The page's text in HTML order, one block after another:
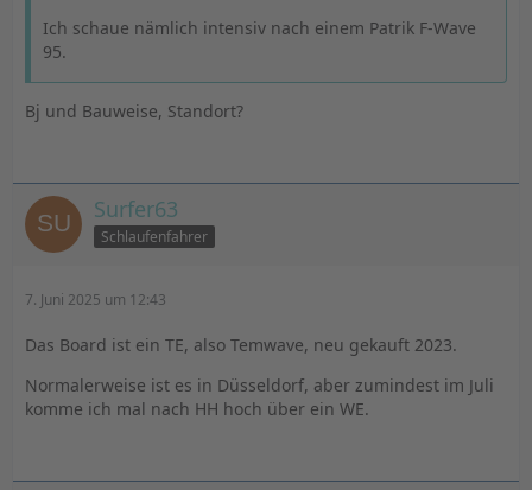
Ich schaue nämlich intensiv nach einem Patrik F-Wave
95.
Bj und Bauweise, Standort?
Surfer63
Schlaufenfahrer
7. Juni 2025 um 12:43
Das Board ist ein TE, also Temwave, neu gekauft 2023.
Normalerweise ist es in Düsseldorf, aber zumindest im Juli
komme ich mal nach HH hoch über ein WE.